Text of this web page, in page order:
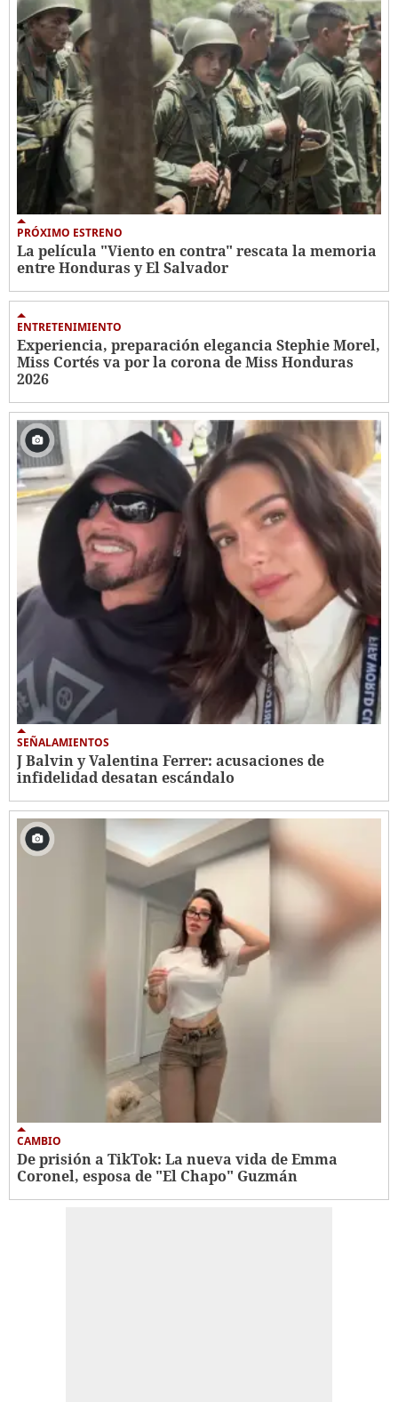
PRÓXIMO ESTRENO
La película "Viento en contra" rescata la memoria
entre Honduras y El Salvador
ENTRETENIMIENTO
Experiencia, preparación elegancia Stephie Morel,
Miss Cortés va por la corona de Miss Honduras
2026
SEÑALAMIENTOS
J Balvin y Valentina Ferrer: acusaciones de
infidelidad desatan escándalo
CAMBIO
De prisión a TikTok: La nueva vida de Emma
Coronel, esposa de "El Chapo" Guzmán